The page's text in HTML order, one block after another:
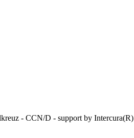
- CCN/D - support by Intercura(R)